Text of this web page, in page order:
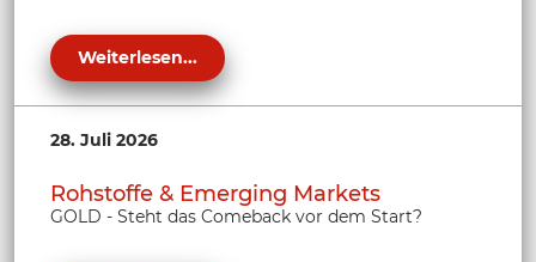
Weiterlesen...
28. Juli 2026
Rohstoffe & Emerging Markets
GOLD - Steht das Comeback vor dem Start?